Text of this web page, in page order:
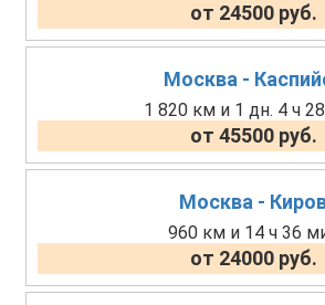
от 24500 руб.
Москва -
1 820 км и 1 дн. 4 ч
от 45500 руб.
Москва -
960 км и 14 ч 36
от 24000 руб.